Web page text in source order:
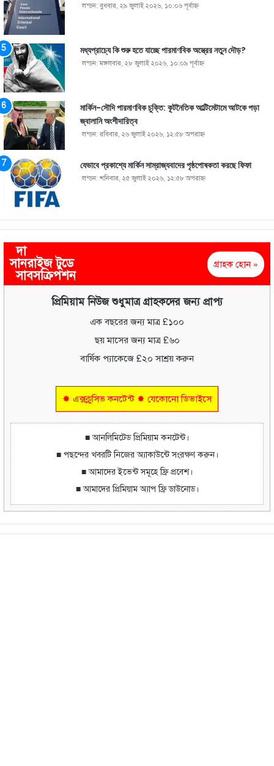
লন্ডন: বুধবার, ২৯ জুলাই ২০২৬, ১০:০৬ পূর্বাহ্ণ
মধ্যপ্রাচ্যে কি শুরু হতে যাচ্ছে পারমাণবিক অস্ত্রের নতুন দৌড়?
লন্ডন: মঙ্গলবার, ২৮ জুলাই ২০২৬, ১০:০৯ পূর্বাহ্ণ
মার্কিন-সৌদি পারমাণবিক চুক্তি: কূটনৈতিক আল্টিমেটামে আটকে পড়া
জ্বালানি অংশীদারিত্ব
লন্ডন: রবিবার, ২৬ জুলাই ২০২৬, ১২:৫৮ অপরাহ্ণ
যেভাবে প্রকাশ্যে মার্কিন সাম্রাজ্যবাদের পৃষ্ঠপোষকতা করছে ফিফা
লন্ডন: শনিবার, ২৫ জুলাই ২০২৬, ১২:৫৮ অপরাহ্ণ
দা
সানরাইজ টুডে
সাবসক্রিপশন
গ্রাহক হোন »
প্রিমিয়াম নিউজ শুধুমাত্র গ্রাহকদের জন্য প্রাপ্য
এক বছরের জন্য মাত্র £১০০
ছয় মাসের জন্য মাত্র £৬০
বার্ষিক প্যাকেজে £২০ সাশ্রয় করুন
✸ এক্সক্লুসিভ কনটেন্ট ✸ যেকোনো ডিভাইসে
■ আনলিমিটেড প্রিমিয়াম কনটেন্ট।
■ পছন্দের খবরটি নিজের অ্যাকাউন্টে সংরক্ষণ করুন।
■ আমাদের ইভেন্ট সমূহে ফ্রি প্রবেশ।
■ আমাদের প্রিমিয়াম অ্যাপ ফ্রি ডাউনোড।